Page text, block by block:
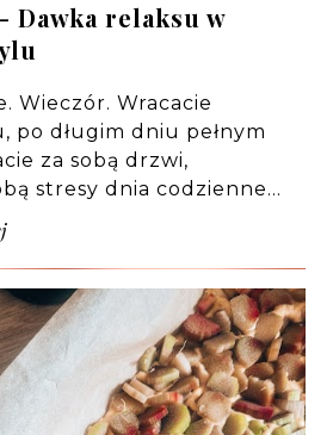
Dawka relaksu w
Wieczór. Wracacie
po długim dniu pełnym
za sobą drzwi,
stresy dnia codzienne…